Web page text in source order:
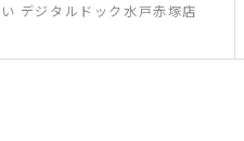
い デジタルドック水戸赤塚店